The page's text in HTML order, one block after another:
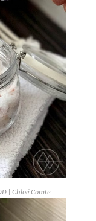
| Chloé Comte